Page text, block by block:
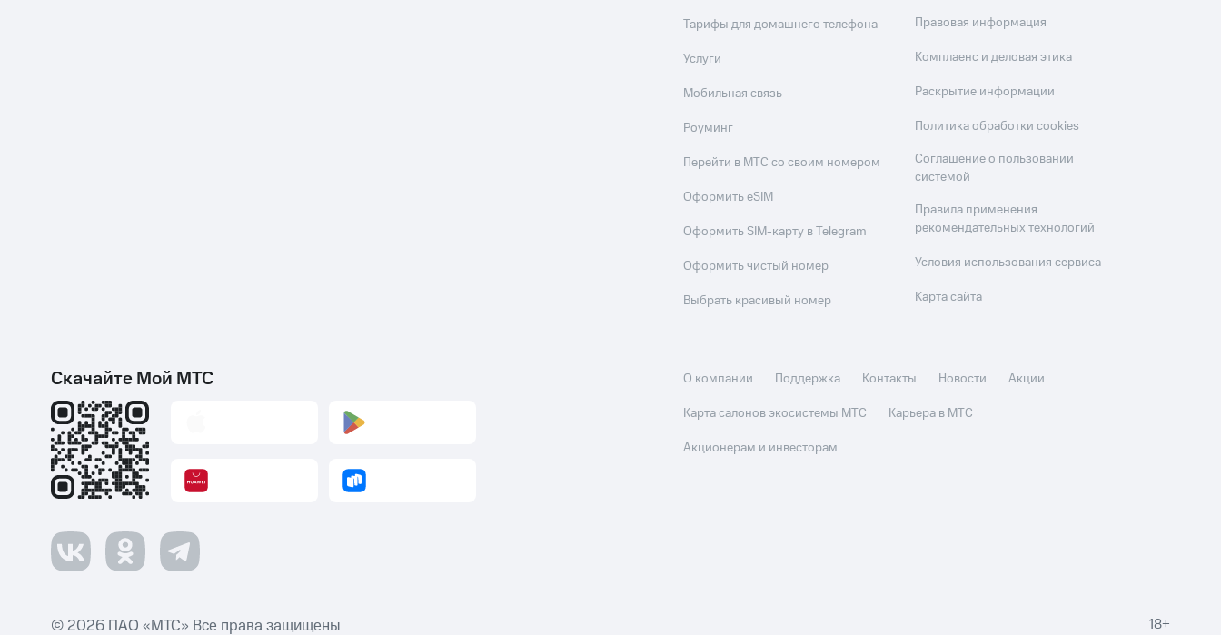
Тарифы для домашнего телефона
Услуги
Мобильная связь
Роуминг
Перейти в МТС со своим номером
Оформить eSIM
Оформить SIM-карту в Telegram
Оформить чистый номер
Выбрать красивый номер
Правовая информация
Комплаенс и деловая этика
Раскрытие информации
Политика обработки cookies
Соглашение о пользовании
системой
Правила применения
рекомендательных технологий
Условия использования сервиса
Карта сайта
Скачайте Мой МТС О компании Поддержка Контакты Новости
Акции
Карта салонов экосистемы МТС
Карьера в МТС
Акционерам и инвесторам
© 2026 ПАО «МТС» Все права защищены 18+